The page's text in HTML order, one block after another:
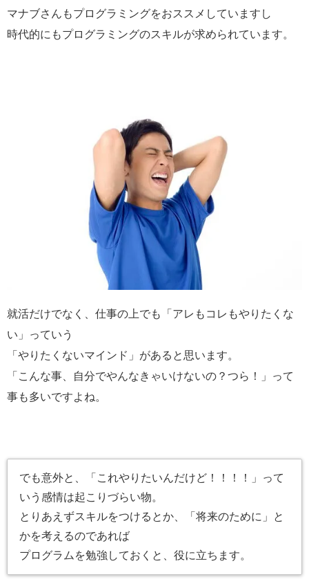
マナブさんもプログラミングをおススメしていますし
時代的にもプログラミングのスキルが求められています。
就活だけでなく、仕事の上でも「アレもコレもやりたくな
い」っていう
「やりたくないマインド」があると思います。
「こんな事、自分でやんなきゃいけないの？つら！」って
事も多いですよね。
でも意外と、「これやりたいんだけど！！！！」って
いう感情は起こりづらい物。
とりあえずスキルをつけるとか、「将来のために」と
かを考えるのであれば
プログラムを勉強しておくと、役に立ちます。